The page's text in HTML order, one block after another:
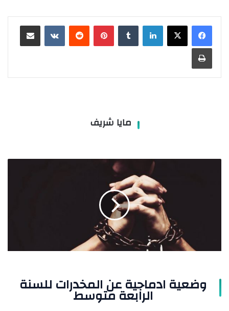
لينكدإن بينتيريست مشاركة عبر البريد
طباعة
مايا شريف
وضعية ادماجية عن المخدرات للسنة
الرابعة متوسط